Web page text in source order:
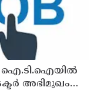
ഐ.ടി.ഐയിൽ
അഭിമുഖം